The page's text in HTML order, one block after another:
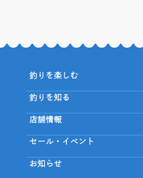
釣りを楽しむ
釣りを知る
店舗情報
セール・イベント
お知らせ